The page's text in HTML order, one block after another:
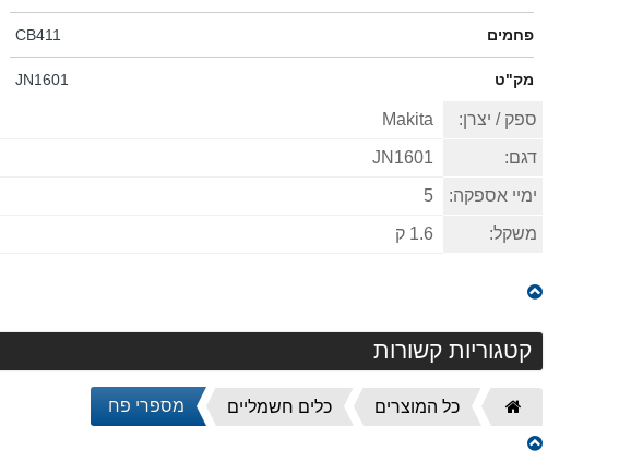
פחמים CB411
מק"ט JN1601
ספק / יצרן:
דגם:
ימיי אספקה:
משקל:
קטגוריות קשורות
דף
הבית
כל המוצרים כלים חשמליים מספרי פח